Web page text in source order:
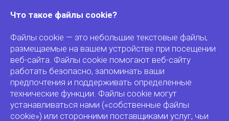
Что такое файлы cookie?
Файлы cookie — это небольшие текстовые файлы,
размещаемые на вашем устройстве при посещении
веб-сайта. Файлы cookie помогают веб-сайту
работать безопасно, запоминать ваши
предпочтения и поддерживать определенные
технические функции. Файлы cookie могут
устанавливаться нами («собственные файлы
cookie») или сторонними поставщиками услуг, чьи